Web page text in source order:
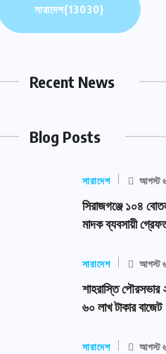
সারাদেশ(13030)
Recent News
Blog Posts
সারাদেশ আগস্ট
সিরাজগঞ্জে ১০৪
মাদক ব্যবসায়ী
সারাদেশ আগস্ট
শাহরাস্তি
৬০ লাখ টাকার বাজেট
সারাদেশ আগস্ট